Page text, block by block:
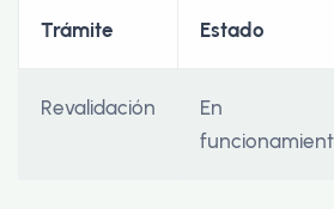
Trámite Estado
Revalidación
En